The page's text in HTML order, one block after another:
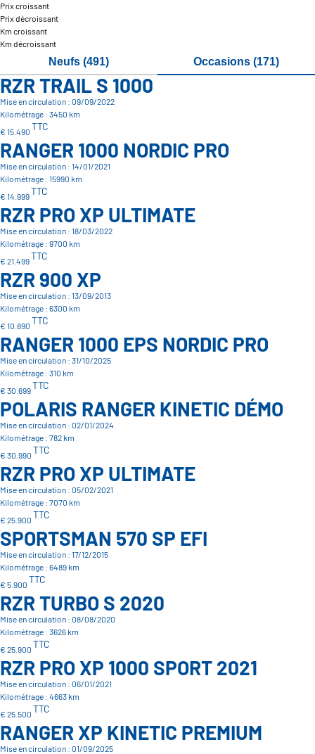
Prix croissant
Prix décroissant
Km croissant
Km décroissant
Neufs (491) Occasions (171)
RZR TRAIL S 1000
Mise en circulation : 09/09/2022
Kilométrage : 3450 km
€ 15.490 TTC
RANGER 1000 NORDIC PRO
Mise en circulation : 14/01/2021
Kilométrage : 15990 km
€ 14.999TTC
RZR PRO XP ULTIMATE
Mise en circulation : 18/03/2022
Kilométrage : 9700 km
€ 21.499TTC
RZR 900 XP
Mise en circulation : 13/09/2013
Kilométrage : 6300 km
€ 10.890 TTC
RANGER 1000 EPS NORDIC PRO
Mise en circulation : 31/10/2025
Kilométrage : 310 km
€ 30.699TTC
POLARIS RANGER KINETIC DÉMO
Mise en circulation : 02/01/2024
Kilométrage : 782 km
€ 30.990 TTC
RZR PRO XP ULTIMATE
Mise en circulation : 05/02/2021
Kilométrage : 7070 km
€ 25.900 TTC
SPORTSMAN 570 SP EFI
Mise en circulation : 17/12/2015
Kilométrage : 6489 km
€ 5.900 TTC
RZR TURBO S 2020
Mise en circulation : 08/08/2020
Kilométrage : 3626 km
€ 25.900 TTC
RZR PRO XP 1000 SPORT 2021
Mise en circulation : 06/01/2021
Kilométrage : 4663 km
€ 25.500 TTC
RANGER XP KINETIC PREMIUM
Mise en circulation : 01/09/2025